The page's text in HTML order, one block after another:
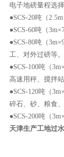
电子地磅量程选
●SCS-20吨（
●SCS-60吨（
●SCS-80吨（
工、对外过磅等。
●SCS-100吨（
高速用秤、搅拌
●SCS-120吨（
碎石、砂、粮食
●SCS-200吨（
天津生产工地过